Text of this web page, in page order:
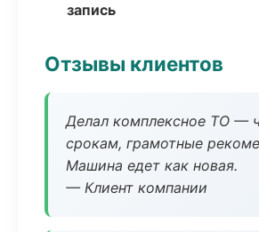
запись
Отзывы клиентов
Делал комплексное ТО —
срокам, грамотные
Машина едет как новая.
— Клиент компании